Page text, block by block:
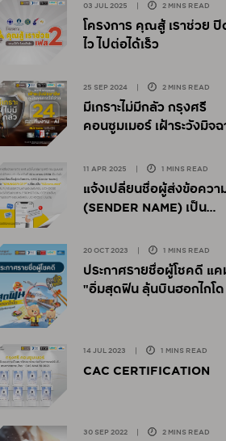
03 JUL 2025 2 MINS READ
โครงการ คุณสู้ เราช่วย
ไว ไปต่อได้เร็ว
25 SEP 2024 2 MINS READ
มีเกราะไม่มีกลัว กรุงศรี
คอนซูมเมอร์ เฝ้าระวังมิจ
11 APR 2025 1 MINS READ
แจ้งเปลี่ยนชื่อผู้ส่งข้อควา
(SENDER NAME) เป็น
20 OCT 2023 1 MINS READ
ประกาศรายชื่อผู้โชคดี แ
"อิ่มสุดฟิน ลุ้นบินฮอกไกโด
14 JUL 2023 1 MINS READ
CAC CERTIFICATION
30 SEP 2022 | 2 MINS READ